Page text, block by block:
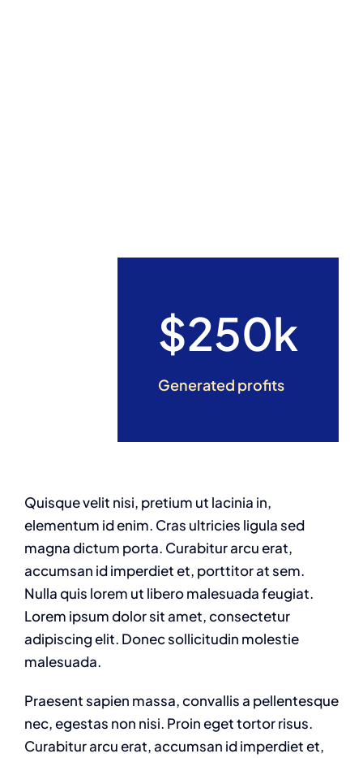
$250k
Generated profits
Quisque velit nisi, pretium ut lacinia in,
elementum id enim. Cras ultricies ligula sed
magna dictum porta. Curabitur arcu erat,
accumsan id imperdiet et, porttitor at sem.
Nulla quis lorem ut libero malesuada feugiat.
Lorem ipsum dolor sit amet, consectetur
adipiscing elit. Donec sollicitudin molestie
malesuada.
Praesent sapien massa, convallis a pellentesque
nec, egestas non nisi. Proin eget tortor risus.
Curabitur arcu erat, accumsan id imperdiet et,